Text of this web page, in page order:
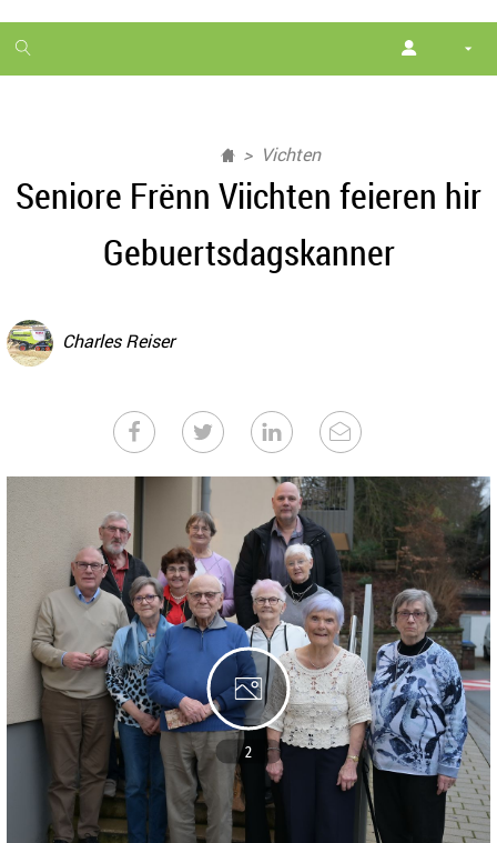
1
month
Vichten
Seniore Frënn Viichten feieren hir
Gebuertsdagskanner
Charles Reiser
2